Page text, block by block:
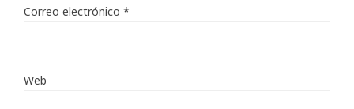
Correo electrónico *
Web